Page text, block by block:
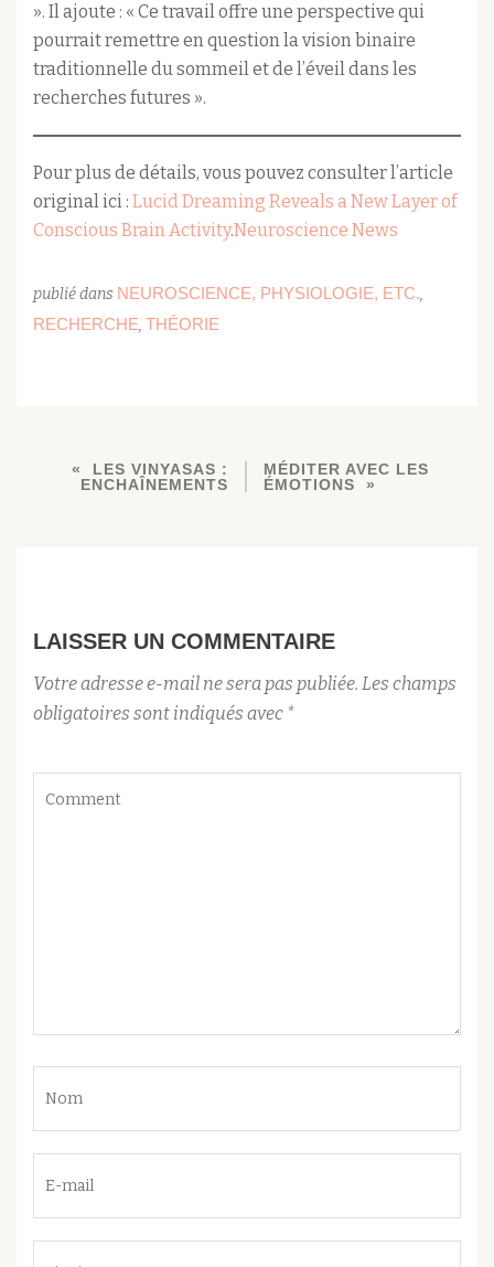
». Il ajoute : « Ce travail offre une perspective qui
pourrait remettre en question la vision binaire
traditionnelle du sommeil et de l’éveil dans les
recherches futures ».​
Pour plus de détails, vous pouvez consulter l’article
original ici : Lucid Dreaming Reveals a New Layer of
Conscious Brain Activity.​Neuroscience News
publié dans NEUROSCIENCE, PHYSIOLOGIE, ETC.,
RECHERCHE, THÉORIE
LES VINYASAS :
ENCHAÎNEMENTS
MÉDITER AVEC LES
ÉMOTIONS
LAISSER UN COMMENTAIRE
Votre adresse e-mail ne sera pas publiée. Les champs
obligatoires sont indiqués avec *